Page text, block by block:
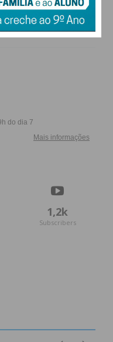
por e-mail e
termos e
EM PAÇOS DE
1,2k
Subscribers